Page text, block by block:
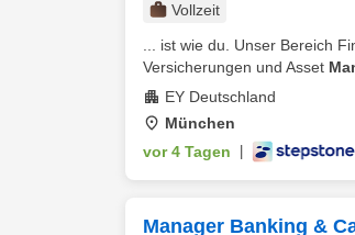
Vollzeit
... ist wie du. Unser Bereich
Versicherungen und Asset
EY Deutschland
München
vor 4 Tagen
Manager Banking &